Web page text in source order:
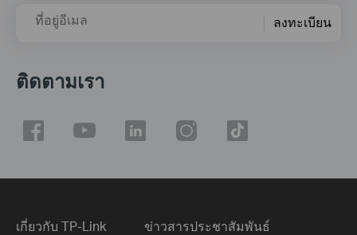
ที่อยู่อีเมล ลงทะเบียน
ติดตามเรา
เกี่ยวกับ TP-Link ข่าวสารประชาสัมพันธ์